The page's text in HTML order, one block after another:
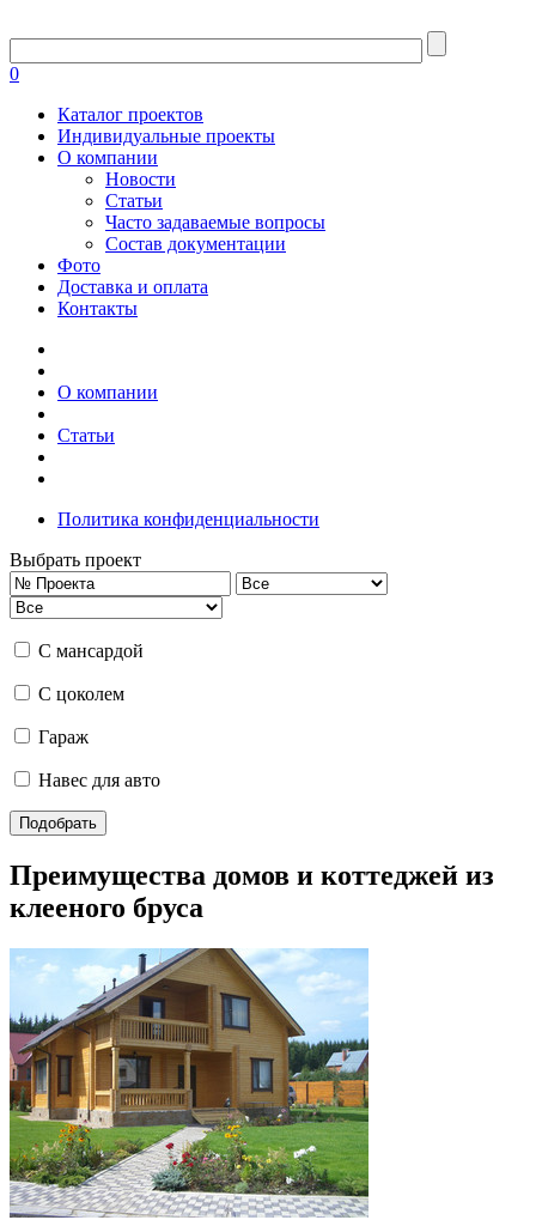
0
Каталог проектов
Индивидуальные проекты
О компании
Новости
Статьи
Часто задаваемые вопросы
Состав документации
Фото
Доставка и оплата
Контакты
О компании
Статьи
Политика конфиденциальности
Выбрать проект
С мансардой
С цоколем
Гараж
Навес для авто
Преимущества домов и коттеджей из
клееного бруса